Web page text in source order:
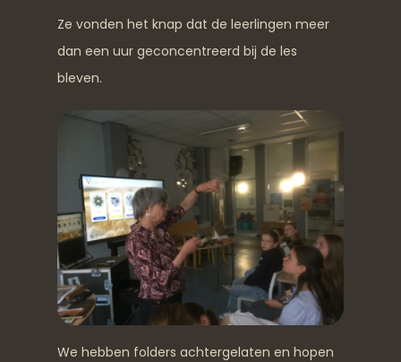
Ze vonden het knap dat de leerlingen meer
dan een uur geconcentreerd bij de les
bleven.
We hebben folders achtergelaten en hopen